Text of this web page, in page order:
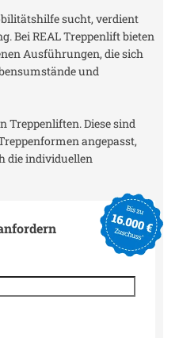
sucht, verdient
Bei REAL Treppenlift bieten
Ausführungen, die sich
und
Treppenliften. Diese sind
angepasst,
die individuellen